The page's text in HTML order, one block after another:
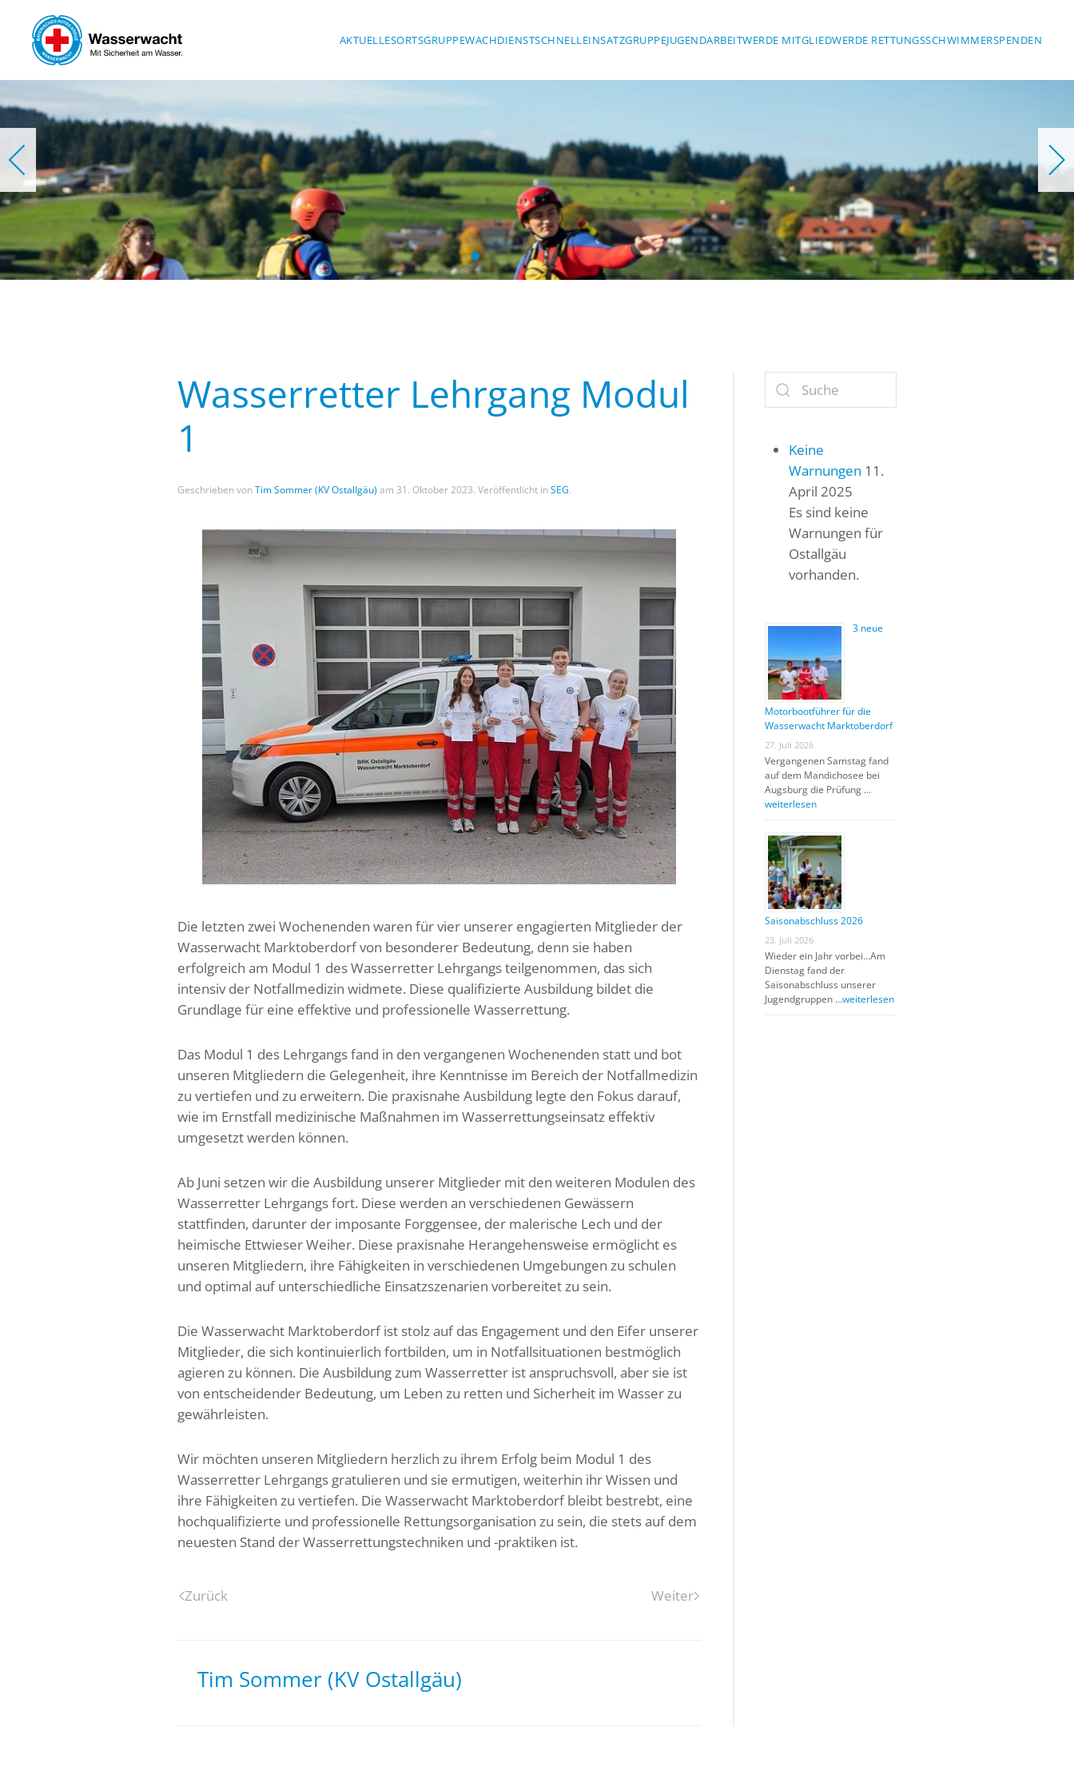
Skip to main content AKTUELLESORTSGRUPPEWACHDIENSTSCHNELLEINSATZGRUPPEJUGENDARBEITWERDE MITGLIEDWERDE RETTUNGSSCHWIMMERSPENDEN
Wasserwacht Marktoberdorf
Wasserretter Lehrgang Modul
1
Geschrieben vonTim Sommer (KV Ostallgäu) am 31. Oktober 2023. Veröffentlicht inSEG.
Die letzten zwei Wochenenden waren für vier unserer engagierten Mitglieder der
Wasserwacht Marktoberdorf von besonderer Bedeutung, denn sie haben
erfolgreich am Modul 1 des Wasserretter Lehrgangs teilgenommen, das sich
intensiv der Notfallmedizin widmete. Diese qualifizierte Ausbildung bildet die
Grundlage für eine effektive und professionelle Wasserrettung.
Das Modul 1 des Lehrgangs fand in den vergangenen Wochenenden statt und bot
unseren Mitgliedern die Gelegenheit, ihre Kenntnisse im Bereich der Notfallmedizin
zu vertiefen und zu erweitern. Die praxisnahe Ausbildung legte den Fokus darauf,
wie im Ernstfall medizinische Maßnahmen im Wasserrettungseinsatz effektiv
umgesetzt werden können.
Ab Juni setzen wir die Ausbildung unserer Mitglieder mit den weiteren Modulen des
Wasserretter Lehrgangs fort. Diese werden an verschiedenen Gewässern
stattfinden, darunter der imposante Forggensee, der malerische Lech und der
heimische Ettwieser Weiher. Diese praxisnahe Herangehensweise ermöglicht es
unseren Mitgliedern, ihre Fähigkeiten in verschiedenen Umgebungen zu schulen
und optimal auf unterschiedliche Einsatzszenarien vorbereitet zu sein.
Die Wasserwacht Marktoberdorf ist stolz auf das Engagement und den Eifer unserer
Mitglieder, die sich kontinuierlich fortbilden, um in Notfallsituationen bestmöglich
agieren zu können. Die Ausbildung zum Wasserretter ist anspruchsvoll, aber sie ist
von entscheidender Bedeutung, um Leben zu retten und Sicherheit im Wasser zu
gewährleisten.
Wir möchten unseren Mitgliedern herzlich zu ihrem Erfolg beim Modul 1 des
Wasserretter Lehrgangs gratulieren und sie ermutigen, weiterhin ihr Wissen und
ihre Fähigkeiten zu vertiefen. Die Wasserwacht Marktoberdorf bleibt bestrebt, eine
hochqualifizierte und professionelle Rettungsorganisation zu sein, die stets auf dem
neuesten Stand der Wasserrettungstechniken und -praktiken ist.
Zurück Weiter
Tim Sommer (KV Ostallgäu)
Keine
Warnungen 11.
April 2025
Es sind keine
Warnungen für
Ostallgäu
vorhanden.
3 neue
Motorbootführer für die
Wasserwacht Marktoberdorf
27. Juli 2026
Vergangenen Samstag fand
auf dem Mandichosee bei
Augsburg die Prüfung …
weiterlesen
Saisonabschluss 2026
23. Juli 2026
Wieder ein Jahr vorbei…Am
Dienstag fand der
Saisonabschluss unserer
Jugendgruppen …weiterlesen